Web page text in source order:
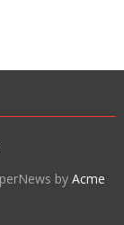
byAcme